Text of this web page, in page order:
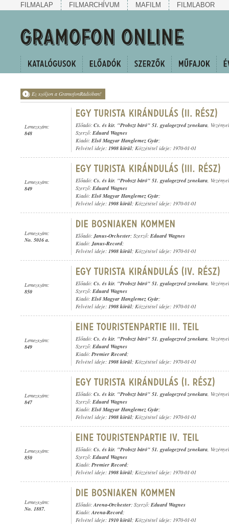
FILMALAP FILMARCHÍVUM MAFILM FILMLABOR
Ez szóljon a GramofonRádióban!
Lemezszám:
848
Előadó: Cs. és kir. "Probszt báró" 51. gyalogezred zenekara,
Szerző: Eduard Wagnes
Kiadó: Első Magyar Hanglemez Gyár;
Felvétel ideje: 1908 körül; Közzététel ideje: 1970-01-01
Lemezszám:
849
Előadó: Cs. és kir. "Probszt báró" 51. gyalogezred zenekara,
Szerző: Eduard Wagnes
Kiadó: Első Magyar Hanglemez Gyár;
Felvétel ideje: 1908 körül; Közzététel ideje: 1970-01-01
Lemezszám:
No. 5016 a.
Előadó:Janus-Orchester; Szerző: Eduard Wagnes
Kiadó:Janus-Record;
Felvétel ideje: 1908 körül; Közzététel ideje: 1970-01-01
Lemezszám:
850
Előadó: Cs. és kir. "Probszt báró" 51. gyalogezred zenekara,
Szerző: Eduard Wagnes
Kiadó: Első Magyar Hanglemez Gyár;
Felvétel ideje: 1908 körül; Közzététel ideje: 1970-01-01
Lemezszám:
849
Előadó: Cs. és kir. "Probszt báró" 51. gyalogezred zenekara,
Szerző: Eduard Wagnes
Kiadó: Premier Record;
Felvétel ideje: 1908 körül; Közzététel ideje: 1970-01-01
Lemezszám:
847
Előadó: Cs. és kir. "Probszt báró" 51. gyalogezred zenekara,
Szerző: Eduard Wagnes
Kiadó: Első Magyar Hanglemez Gyár;
Felvétel ideje: 1908 körül; Közzététel ideje: 1970-01-01
Lemezszám:
850
Előadó: Cs. és kir. "Probszt báró" 51. gyalogezred zenekara,
Szerző: Eduard Wagnes
Kiadó: Premier Record;
Felvétel ideje: 1908 körül; Közzététel ideje: 1970-01-01
Lemezszám:
No. 1887.
Előadó:Arena-Orchester; Szerző: Eduard Wagnes
Kiadó:Arena-Record;
Felvétel ideje: 1910 körül; Közzététel ideje: 1970-01-01